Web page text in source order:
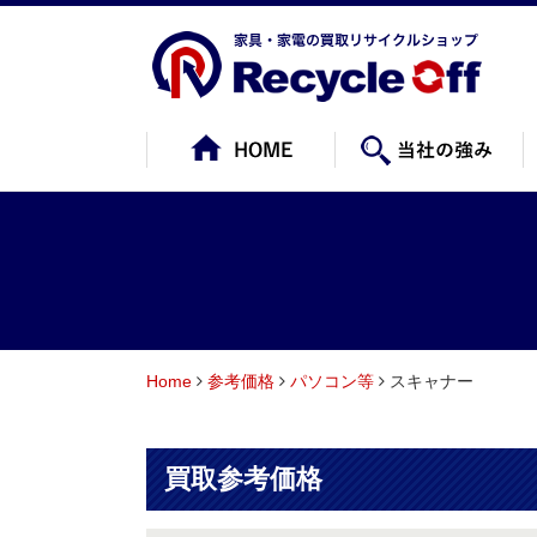
Home 参考価格 パソコン等 スキャナー
買取参考価格